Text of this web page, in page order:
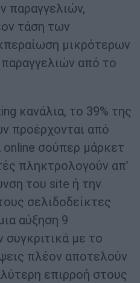
παραγγελιών,
τάση των
μικρότερων
από το
κανάλια, το 39% της
προέρχονται από
σούπερ μάρκετ
πληκτρολογούν απ’
του site ή την
σελιδοδείκτες
αύξηση 9
με το
πλέον αποτελούν
επιρροή στους